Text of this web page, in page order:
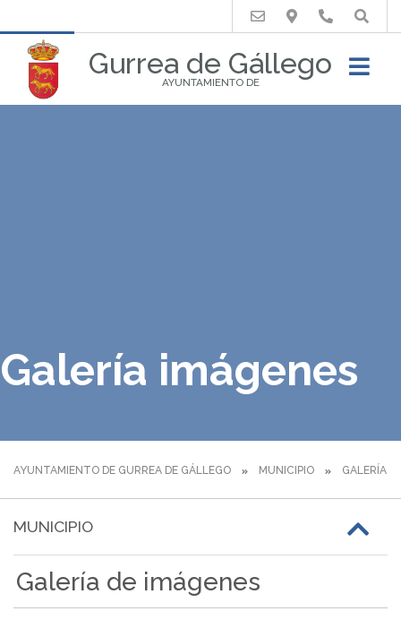
Gurrea de Gállego
AYUNTAMIENTO DE
Buscar
Galería imágenes
AYUNTAMIENTO DE GURREA DE GÁLLEGO MUNICIPIO GALERÍA
MUNICIPIO
Galería de imágenes